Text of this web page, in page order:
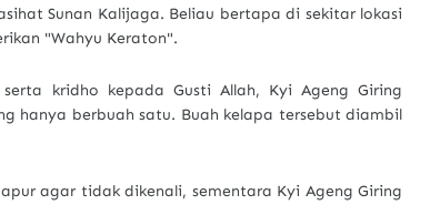
Sunan Kalijaga. Beliau bertapa di sekitar lokasi
"Wahyu Keraton".
kridho kepada Gusti Allah, Kyi Ageng Giring
hanya berbuah satu. Buah kelapa tersebut diambil
agar tidak dikenali, sementara Kyi Ageng Giring